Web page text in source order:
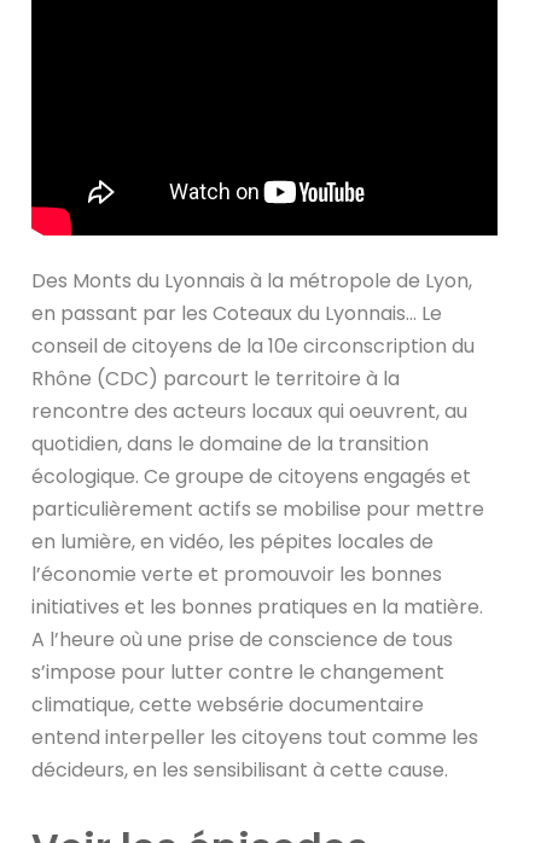
Des Monts du Lyonnais à la métropole de Lyon,
en passant par les Coteaux du Lyonnais… Le
conseil de citoyens de la 10e circonscription du
Rhône (CDC) parcourt le territoire à la
rencontre des acteurs locaux qui oeuvrent, au
quotidien, dans le domaine de la transition
écologique. Ce groupe de citoyens engagés et
particulièrement actifs se mobilise pour mettre
en lumière, en vidéo, les pépites locales de
l’économie verte et promouvoir les bonnes
initiatives et les bonnes pratiques en la matière.
A l’heure où une prise de conscience de tous
s’impose pour lutter contre le changement
climatique, cette websérie documentaire
entend interpeller les citoyens tout comme les
décideurs, en les sensibilisant à cette cause.